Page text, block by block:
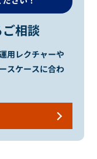
相談
用レクチャーや
スケースに合わ